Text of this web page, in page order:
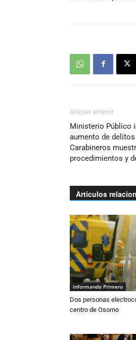
Artículo anterior
Ministerio Público
aumento de
Carabineros
procedimientos y
Artículos
Informando Primero
Dos personas
centro de Osorno